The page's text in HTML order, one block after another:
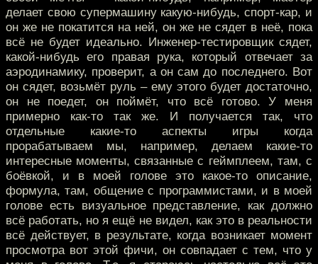
делает свою супермашину какую-нибудь, спорт-кар, и
он же не покатится на ней, он же не сядет в неё, пока
всё не будет идеально. Инженер-тестировщик сядет,
какой-нибудь его правая рука, который отвечает за
аэродинамику, проверит, а он сам до последнего. Вот
он сядет, возьмёт руль – ему этого будет достаточно,
он не поедет, он поймёт, что всё готово. У меня
примерно как-то так же. И получается так, что
отдельные какие-то аспекты игры когда
прорабатываем мы, например, делаем какие-то
интересные моменты, связанные с геймплеем, там, с
боёвкой, и в моей голове это какое-то описание,
формула, там, общение с программистами, и в моей
голове есть визуальное представление, как должно
всё работать, но я ещё не видел, как это в реальности
всё действует, в результате, когда возникает момент
просмотра вот этой фичи, он совпадает с тем, что у